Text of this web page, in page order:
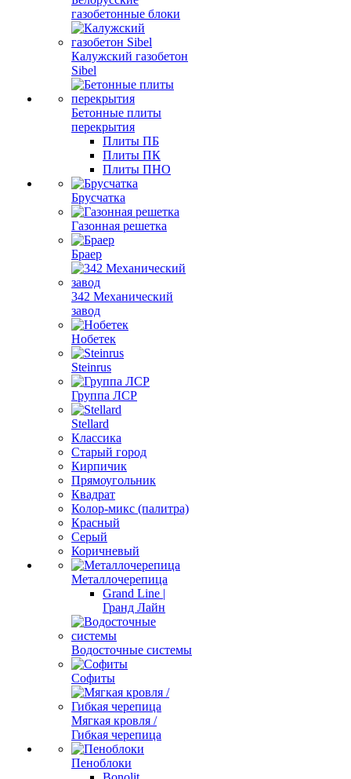
газобетонные блоки
Калужский газобетон
Sibel
Бетонные плиты
перекрытия
Плиты ПБ
Плиты ПК
Плиты ПНО
Брусчатка
Газонная решетка
Браер
342 Механический
завод
Нобетек
Steinrus
Группа ЛСР
Stellard
Классика
Старый город
Кирпичик
Прямоугольник
Квадрат
Колор-микс (палитра)
Красный
Серый
Коричневый
Металлочерепица
Grand Line |
Гранд Лайн
Водосточные системы
Софиты
Мягкая кровля /
Гибкая черепица
Пеноблоки